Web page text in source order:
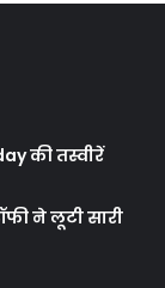
की तस्वीरें
ने लूटी सारी